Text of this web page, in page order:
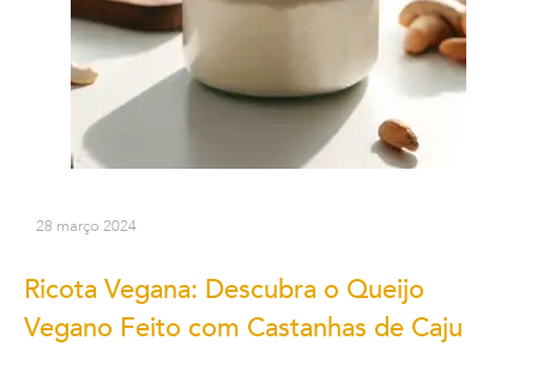
28 março 2024
Ricota Vegana: Descubra o Queijo
Vegano Feito com Castanhas de Caju